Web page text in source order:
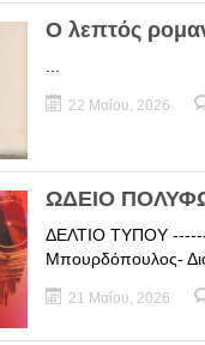
Ο λεπτός
22 Μαΐου, 2026
ΩΔΕΙΟ
ΔΕΛΤΙΟ ΤΥΠΟΥ
Μπουρδόπουλος-
21 Μαΐου, 2026